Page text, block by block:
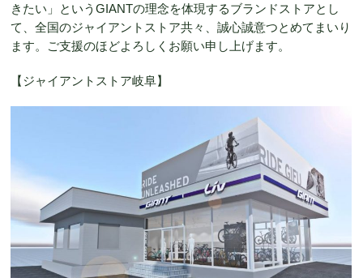
きたい」というGIANTの理念を体現するブランドストアとし
て、全国のジャイアントストア共々、誠心誠意つとめてまいり
ます。ご支援のほどよろしくお願い申し上げます。
【ジャイアントストア岐阜】